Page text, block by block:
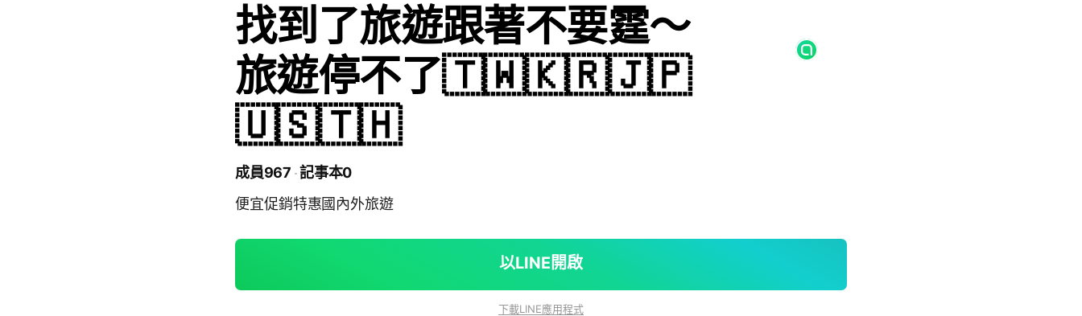
找到了旅遊跟著不要霆～
旅遊停不了🇹🇼🇰🇷🇯🇵
🇺🇸🇹🇭
成員967 記事本0
便宜促銷特惠國內外旅遊
以LINE開啟
下載LINE應用程式